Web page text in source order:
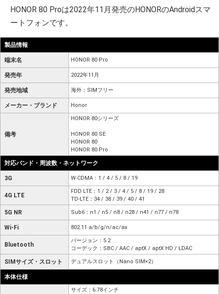
HONOR 80 Proは2022年11月発売のHONORのAndroidスマ
ートフォンです。
製品情報
端末名 HONOR 80 Pro
発売年 2022年11月
発売地域 海外：SIMフリー
メーカー・ブランド Honor
備考
HONOR 80シリーズ
HONOR 80 SE
HONOR 80
HONOR 80 Pro
対応バンド・周波数・ネットワーク
3G W-CDMA：1 / 4 / 5 / 8 / 19
4G LTE
FDD LTE：1 / 2 / 3 / 4 / 5 / 8 / 19 / 28
TD-LTE：34 / 38 / 39 / 40 / 41
5G NR Sub6：n1 / n5 / n8 / n28 / n41 / n77 / n78
Wi-Fi 802.11 a/b/g/n/ac/ax
Bluetooth
バージョン：5.2
コーデック：SBC / AAC / aptX / aptX HD / LDAC
SIMサイズ・スロット デュアルスロット（Nano SIM×2）
本体仕様
サイズ：6.78インチ